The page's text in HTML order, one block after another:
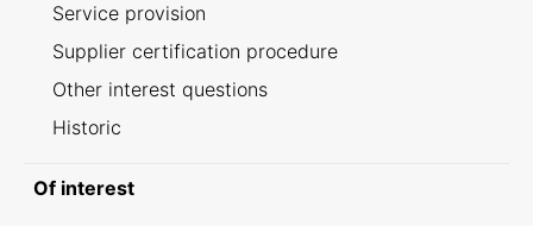
Service provision
Supplier certification procedure
Other interest questions
Historic
Of interest